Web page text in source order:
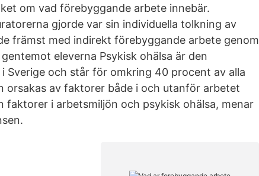
om vad förebyggande arbete innebär.
gjorde var sin individuella tolkning av
främst med indirekt förebyggande arbete genom
eleverna Psykisk ohälsa är den
Sverige och står för omkring 40 procent av alla
orsakas av faktorer både i och utanför arbetet
i arbetsmiljön och psykisk ohälsa, menar